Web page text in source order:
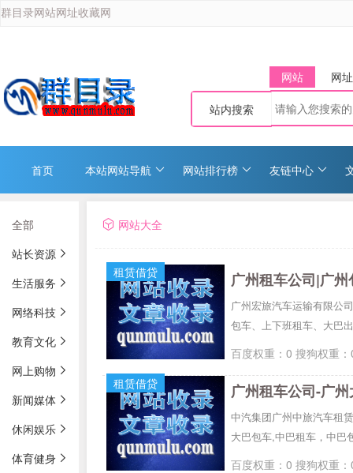
群目录网站网址收藏网
网站 网址
站内搜索
首页 本站网站导航 网站排行榜 友链中心
全部
站长资源
生活服务
网络科技
教育文化
网上购物
新闻媒体
休闲娱乐
体育健身
网站大全
租赁借贷 广州租车公司|广
广州宏旅汽车运输有限公
包车、上下班租车、大巴
百度权重：0 搜狗权重
租赁借贷
广州租车公司-广
中汽集团广州中旅汽车租
大巴包车,中巴租车，中巴
百度权重：0 搜狗权重